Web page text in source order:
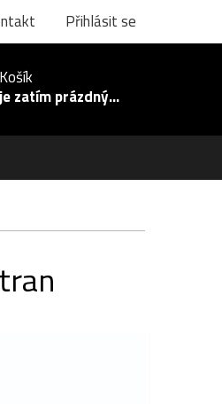
Přihlásit se
Košík
je zatím prázdný...